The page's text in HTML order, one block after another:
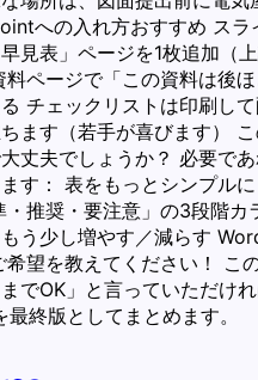
への入れ方おすすめ スラ
早見表」ページを1枚追加（
料ページで「この資料は後
チェックリストは印刷し
ます（若手が喜びます）
丈夫でしょうか？ 必要で
す： 表をもっとシンプル
・推奨・要注意」の3段階カ
う少し増やす／減らす
望を教えてください！ こ
でOK」と言っていただけ
終版としてまとめます。